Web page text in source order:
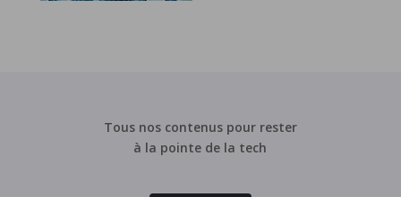
Tous nos contenus pour rester
à la pointe de la tech